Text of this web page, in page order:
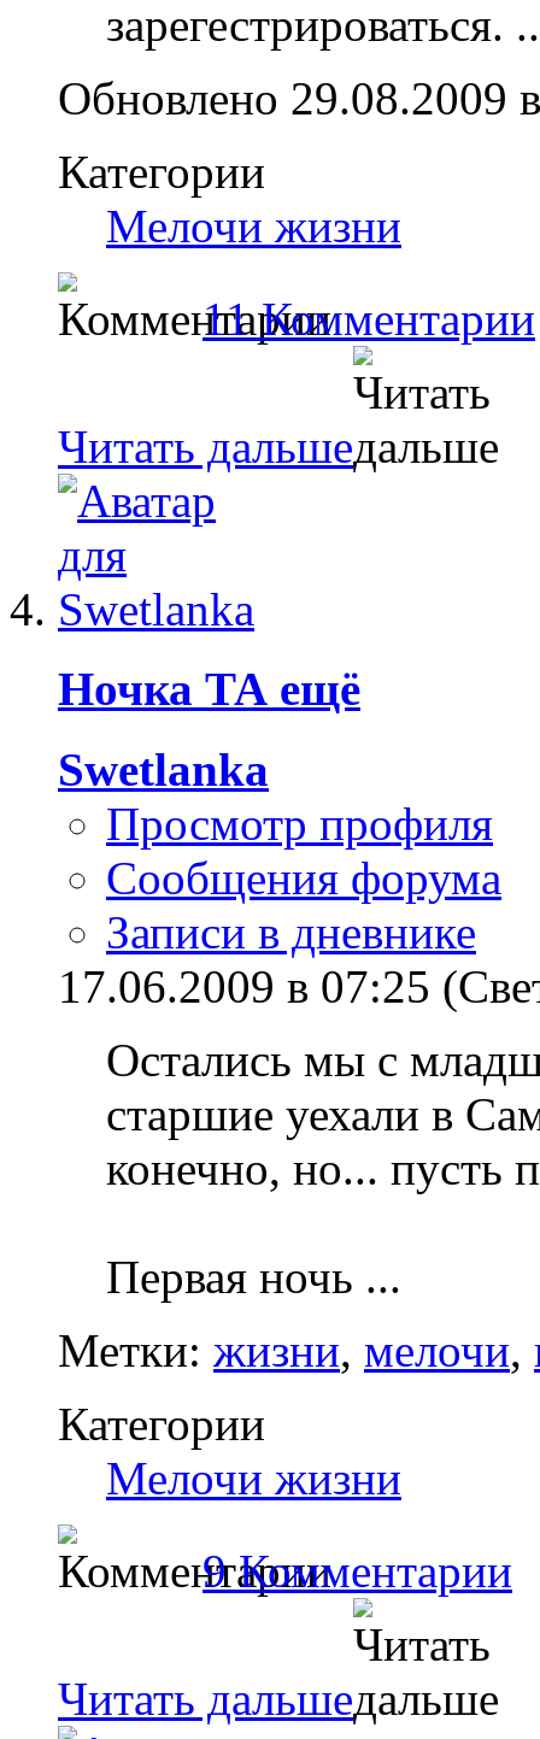
зарегестрироваться.
Обновлено 29.08.2009
Категории
Мелочи жизни
11 Комментарии
Читать дальше
Ночка ТА ещё
Swetlanka
Просмотр профиля
Сообщения форума
Записи в дневнике
17.06.2009 в 07:25
Остались мы с
старшие уехали в
конечно, но... пусть
Первая ночь ...
Метки: жизни, мелочи,
Категории
Мелочи жизни
9 Комментарии
Читать дальше